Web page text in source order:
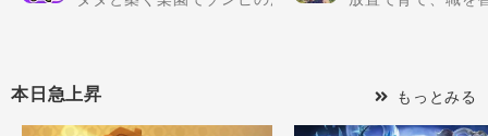
本日急上昇 もっとみる